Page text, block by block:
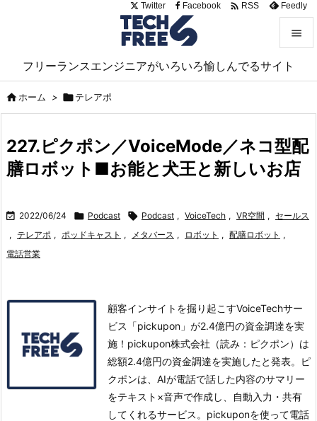
フリーランスエンジニアがいろいろ愉しんでるサイト


サイド

前へ

検索
Twitter Facebook  RSS Feedly
ホーム > テレアポ
227.ピクポン／VoiceMode／ネコ型配
膳ロボット■お能と犬王と新しいお店
 2022/06/24  Podcast  Podcast , VoiceTech , VR空間 , セールス
, テレアポ , ポッドキャスト , メタバース , ロボット , 配膳ロボット ,
電話営業
顧客インサイトを掘り起こすVoiceTechサー
ビス「pickupon」が2.4億円の資金調達を実
施！pickupon株式会社（読み：ピクポン）は
総額2.4億円の資金調達を実施したと発表。
ピ
クポンは、AIが電話で話した内容のサマリー
をテキスト×音声で作成し、自動入力・共有
してくれるサービス。 pickuponを使って電話